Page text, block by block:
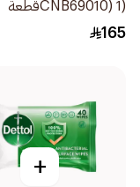
(CNB69010) 1قطعة
165
+